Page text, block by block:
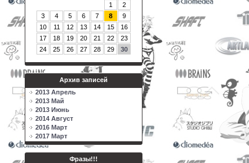
1
2
3
4 5 6 7 8
9
10
11 12 13 14 15
16
17
18 19 20 21 22
23
24
25 26 27 28 29 30
Архив записей
2013 Апрель
2013 Май
2013 Июнь
2014 Август
2016 Март
2017 Март
Фразы!!!